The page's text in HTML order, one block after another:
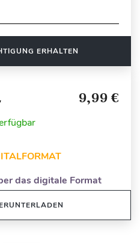
ERHALTEN
9,99 €
das digitale Format